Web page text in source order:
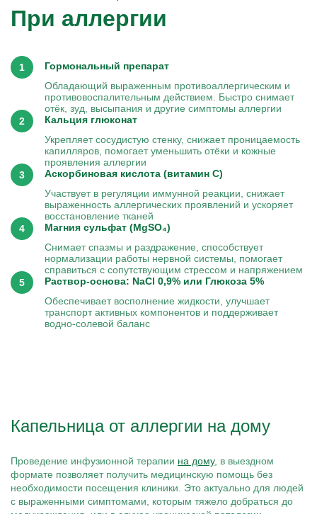
При аллергии
Гормональный препарат
Обладающий выраженным противоаллергическим и
противовоспалительным действием. Быстро снимает
отёк, зуд, высыпания и другие симптомы аллергии
Кальция глюконат
Укрепляет сосудистую стенку, снижает проницаемость
капилляров, помогает уменьшить отёки и кожные
проявления аллергии
Аскорбиновая кислота (витамин C)
Участвует в регуляции иммунной реакции, снижает
выраженность аллергических проявлений и ускоряет
восстановление тканей
Магния сульфат (MgSO₄)
Снимает спазмы и раздражение, способствует
нормализации работы нервной системы, помогает
справиться с сопутствующим стрессом и напряжением
Раствор-основа: NaCl 0,9% или Глюкоза 5%
Обеспечивает восполнение жидкости, улучшает
транспорт активных компонентов и поддерживает
водно-солевой баланс
Капельница от аллергии на дому
Проведение инфузионной терапии на дому, в выездном
формате позволяет получить медицинскую помощь без
необходимости посещения клиники. Это актуально для людей
с выраженными симптомами, которым тяжело добраться до